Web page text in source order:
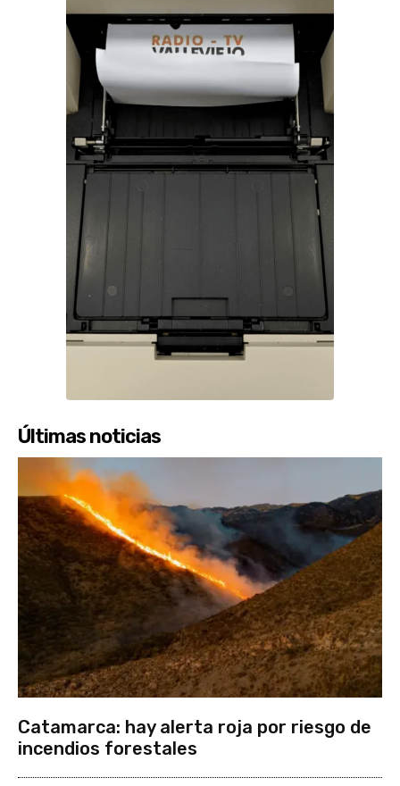
Últimas noticias
Catamarca: hay alerta roja por riesgo de
incendios forestales